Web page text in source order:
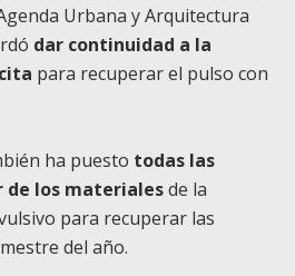
Urbana y Arquitectura
dar continuidad a la
para recuperar el pulso con
ha puesto todas las
de los materialesde la
para recuperar las
del año.